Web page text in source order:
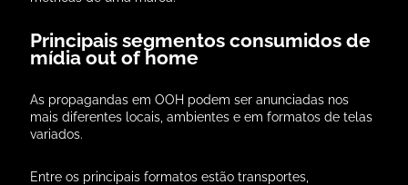
Principais segmentos consumidos de
mídia out of home
As propagandas em OOH podem ser anunciadas nos
mais diferentes locais, ambientes e em formatos de telas
variados.
Entre os principais formatos estão transportes,